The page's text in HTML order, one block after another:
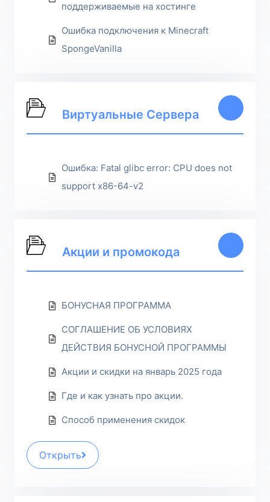
поддерживаемые на хостинге
Ошибка подключения к Minecraft
SpongeVanilla
Виртуальные Сервера
Ошибка: Fatal glibc error: CPU does not
support x86-64-v2
Акции и промокода
БОНУСНАЯ ПРОГРАММА
СОГЛАШЕНИЕ ОБ УСЛОВИЯХ
ДЕЙСТВИЯ БОНУСНОЙ ПРОГРАММЫ
Акции и скидки на январь 2025 года
Где и как узнать про акции.
Способ применения скидок
Открыть